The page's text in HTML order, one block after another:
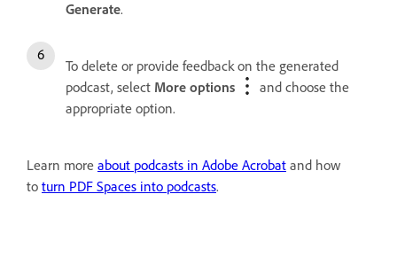
Generate.
To delete or provide feedback on the generated
podcast, select More options
and choose the
appropriate option.
Learn more about podcasts in Adobe Acrobat and how
to turn PDF Spaces into podcasts.